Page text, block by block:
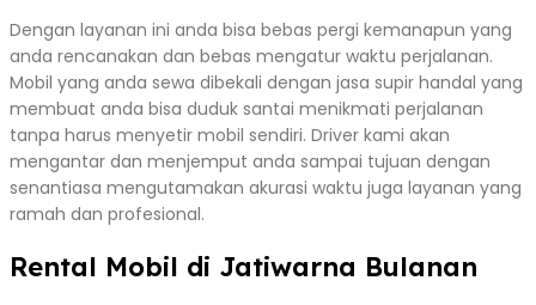
Dengan layanan ini anda bisa bebas pergi kemanapun yang
anda rencanakan dan bebas mengatur waktu perjalanan.
Mobil yang anda sewa dibekali dengan jasa supir handal yang
membuat anda bisa duduk santai menikmati perjalanan
tanpa harus menyetir mobil sendiri. Driver kami akan
mengantar dan menjemput anda sampai tujuan dengan
senantiasa mengutamakan akurasi waktu juga layanan yang
ramah dan profesional.
Rental Mobil di Jatiwarna Bulanan